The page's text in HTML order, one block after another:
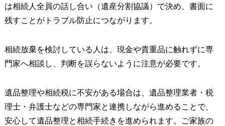
は相続人全員の話し合い（遺産分割協議）で決め、書面に
残すことがトラブル防止につながります。
相続放棄を検討している人は、現金や貴重品に触れずに専
門家へ相談し、判断を誤らないように注意が必要です。
遺品整理や相続税に不安がある場合は、遺品整理業者・税
理士・弁護士などの専門家と連携しながら進めることで、
安心して遺品整理と相続手続きを進められます。ご家族の